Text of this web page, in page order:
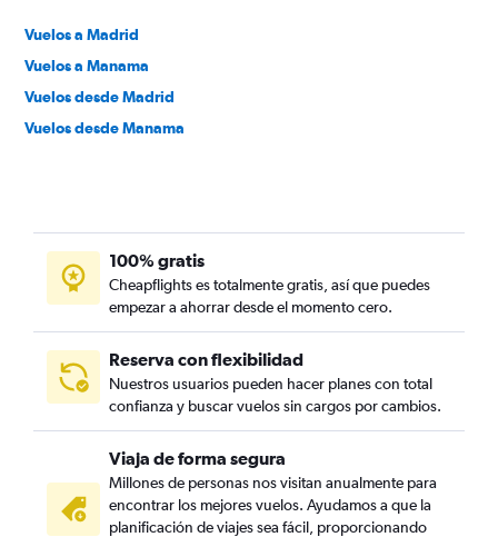
Vuelos a Madrid
Vuelos a Manama
Vuelos desde Madrid
Vuelos desde Manama
100% gratis
Cheapflights es totalmente gratis, así que puedes
empezar a ahorrar desde el momento cero.
Reserva con flexibilidad
Nuestros usuarios pueden hacer planes con total
confianza y buscar vuelos sin cargos por cambios.
Viaja de forma segura
Millones de personas nos visitan anualmente para
encontrar los mejores vuelos. Ayudamos a que la
planificación de viajes sea fácil, proporcionando